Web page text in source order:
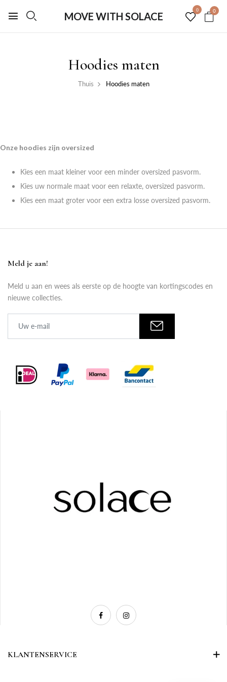
MOVE WITH SOLACE
0 0
Hoodies maten
Thuis Hoodies maten
Onze hoodies zijn oversized
Kies een maat kleiner voor een minder oversized pasvorm.
Kies uw normale maat voor een relaxte, oversized pasvorm.
Kies een maat groter voor een extra losse oversized pasvorm.
Meld je aan!
Meld u aan en wees als eerste op de hoogte van kortingscodes en
nieuwe collecties.
KLANTENSERVICE